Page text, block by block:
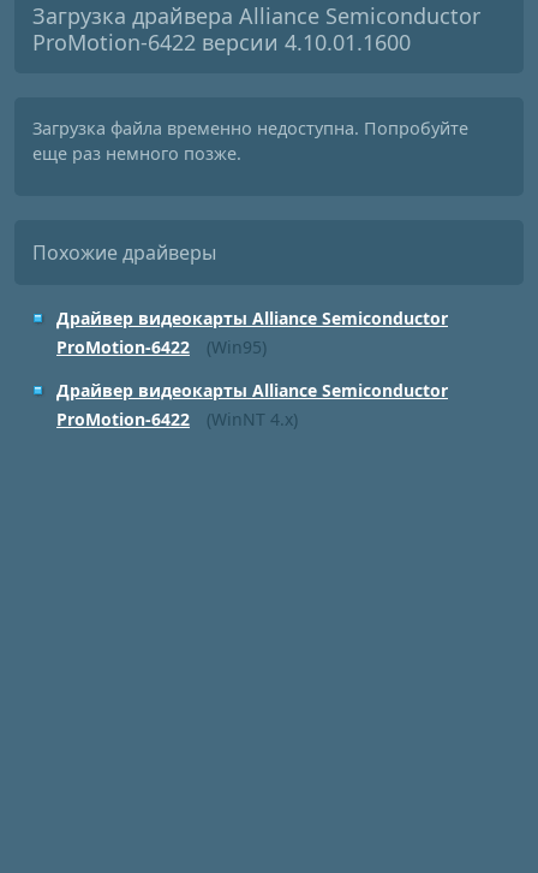
Загрузка драйвера Alliance Semiconductor
ProMotion-6422 версии 4.10.01.1600
Загрузка файла временно недоступна. Попробуйте
еще раз немного позже.
Похожие драйверы
Драйвер видеокарты Alliance Semiconductor
ProMotion-6422
(Win95)
Драйвер видеокарты Alliance Semiconductor
ProMotion-6422
(WinNT 4.x)